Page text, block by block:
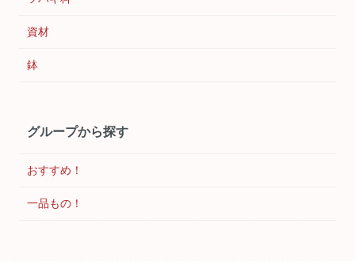
資材
鉢
グループから探す
おすすめ！
一品もの！